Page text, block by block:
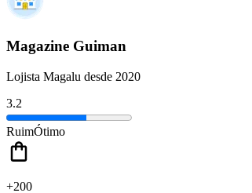
Magazine Guiman
Lojista Magalu desde 2020
3.2
RuimÓtimo
+200